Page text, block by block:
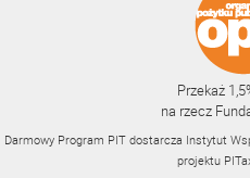
Przekaż
na rzecz
Darmowy Program PIT dostarcza Instytut
projektu